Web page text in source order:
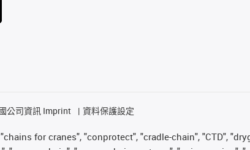
公司資訊 Imprint 資料保護設定
for cranes", "conprotect", "cradle-chain", "CTD",